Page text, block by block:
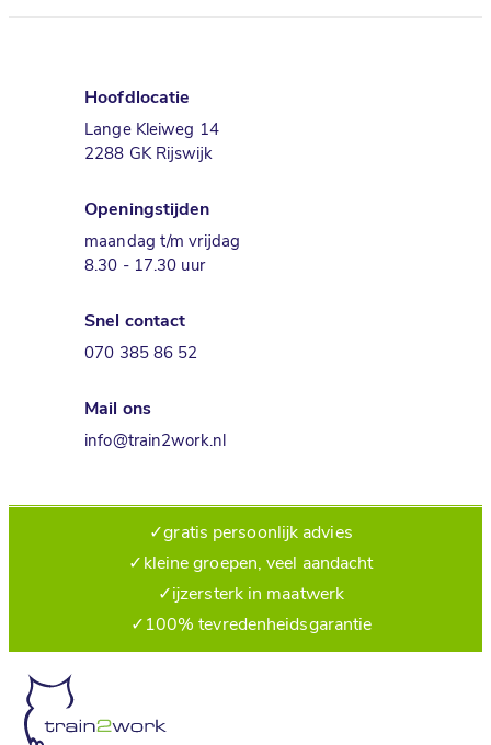
Hoofdlocatie
Lange Kleiweg 14
2288 GK Rijswijk
Openingstijden
maandag t/m vrijdag
8.30 - 17.30 uur
Snel contact
070 385 86 52
Mail ons
info@train2work.nl
✓gratis persoonlijk advies
✓ kleine groepen, veel aandacht
✓ijzersterk in maatwerk
✓ 100% tevredenheidsgarantie